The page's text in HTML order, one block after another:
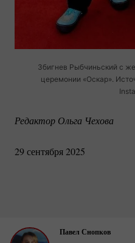
Збигнев Рыбчиньский с
церемонии «Оскар».
Редактор Ольга Чехова
29 сентября 2025
Павел Снопков